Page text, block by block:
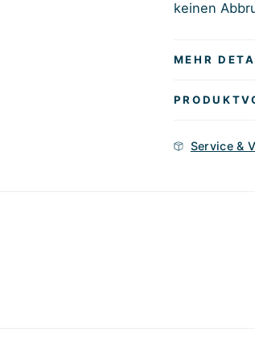
keinen
MEHR
Service &